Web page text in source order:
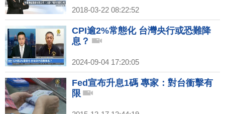
2018-03-22 08:22:52
CPI逾2%常態化 台灣央行或恐難降
息？
2024-09-04 17:20:05
Fed宣布升息1碼 專家：對台衝擊有
限